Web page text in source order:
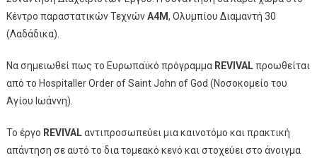
Κέντρο παραστατικών ΤεχνώνA4M, Ολυμπίου Διαμαντή 30
(Λαδάδικα).
Να σημειωθεί πως το Ευρωπαϊκό πρόγραμμα REVIVALπροωθείται
από το Hospitaller Order of Saint John of God (Νοσοκομείο του
Αγίου Ιωάννη).
Το έργο REVIVALαντιπροσωπεύει μια καινοτόμο και πρακτική
απάντηση σε αυτό το δια τομεακό κενό και στοχεύει στο άνοιγμα